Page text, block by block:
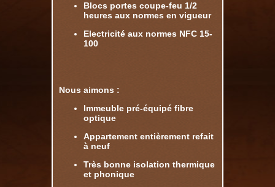
Blocs portes coupe-feu 1/2
heures aux normes en vigueur
Electricité aux normes NFC 15-
100
Nous aimons :
Immeuble pré-équipé fibre
optique
Appartement entièrement refait
à neuf
Très bonne isolation thermique
et phonique